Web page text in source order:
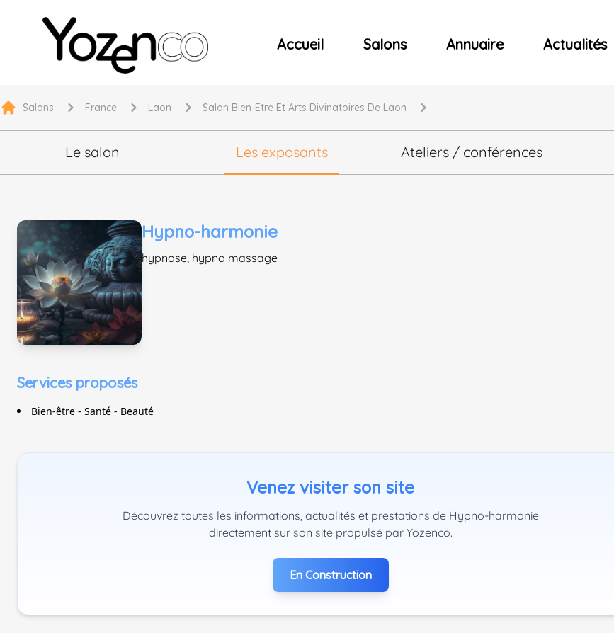
Yozenco - Organisateur de Salons, Evénements et Concerts
Accueil Salons Annuaire Actualités
Salons France Laon Salon Bien-Etre Et Arts Divinatoires De Laon
Le salon Les exposants Ateliers / conférences
Hypno-harmonie
hypnose, hypno massage
Services proposés
Bien-être - Santé - Beauté
Venez visiter son site
Découvrez toutes les informations, actualités et prestations de Hypno-harmonie
directement sur son site propulsé par Yozenco.
En Construction